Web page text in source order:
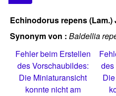
Echinodorus repens (Lam.)
Synonym von : Baldellia
Fehler beim Erstellen
des Vorschaubildes:
Die Miniaturansicht
konnte nicht am
des